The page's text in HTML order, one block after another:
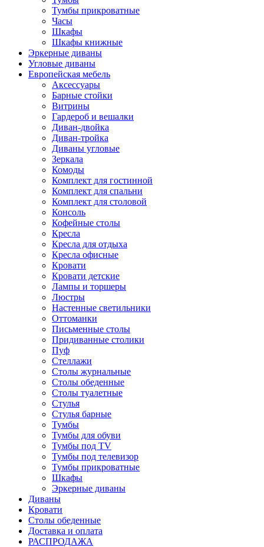
Тумбы прикроватные
Часы
Шкафы
Шкафы книжные
Эркерные диваны
Угловые диваны
Европейская мебель
Аксессуары
Барные стойки
Витрины
Гардероб и вешалки
Диван-двойка
Диван-тройка
Диваны угловые
Зеркала
Комоды
Комплект для гостинной
Комплект для спальни
Комплект для столовой
Консоль
Кофейные столы
Кресла
Кресла для отдыха
Кресла офисные
Кровати
Кровати детские
Лампы и торшеры
Люстры
Настенные светильники
Оттоманки
Письменные столы
Придиванные столики
Пуф
Стеллажи
Столы журнальные
Столы обеденные
Столы туалетные
Стулья
Стулья барные
Тумбы
Тумбы для обуви
Тумбы под TV
Тумбы под телевизор
Тумбы прикроватные
Шкафы
Эркерные диваны
Диваны
Кровати
Столы обеденные
Доставка и оплата
РАСПРОДАЖА